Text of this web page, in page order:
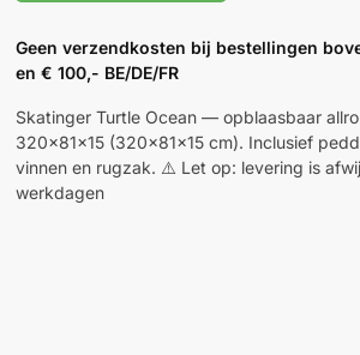
Geen verzendkosten bij bestellingen
en € 100,- BE/DE/FR
Skatinger Turtle Ocean — opblaasbaar
320x81x15 (320x81x15 cm). Inclusief
vinnen en rugzak. ⚠️ Let op: levering is
werkdagen